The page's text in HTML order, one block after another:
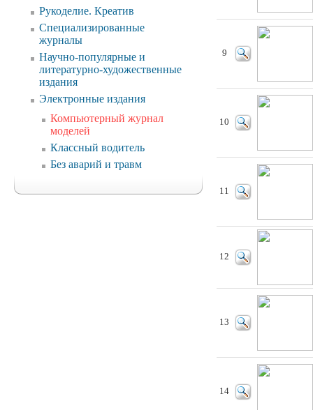
Рукоделие. Креатив
Специализированные
журналы
Научно-популярные и
литературно-художественные
издания
Электронные издания
Компьютерный журнал
моделей
Классный водитель
Без аварий и травм
9
10
11
12
13
14